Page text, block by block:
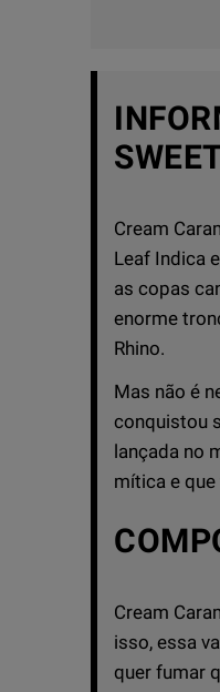
Cream
Leaf Indica
as copas
enorme
Rhino.
Mas não é
conquistou
lançada no
mítica e
Cream
isso, essa
quer fumar